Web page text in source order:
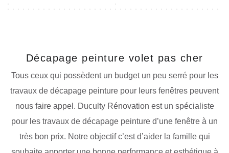
Décapage peinture volet pas cher
Tous ceux qui possèdent un budget un peu serré pour les
travaux de décapage peinture pour leurs fenêtres peuvent
nous faire appel. Duculty Rénovation est un spécialiste
pour les travaux de décapage peinture d’une fenêtre à un
très bon prix. Notre objectif c’est d’aider la famille qui